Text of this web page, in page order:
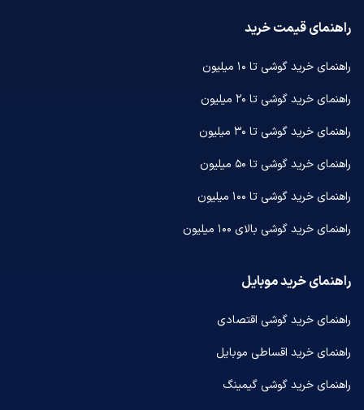
راهنمای قیمت خرید
راهنمای خرید گوشی تا ۱۰ میلیون
راهنمای خرید گوشی تا ۲۰ میلیون
راهنمای خرید گوشی تا ۳۰ میلیون
راهنمای خرید گوشی تا ۵۰ میلیون
راهنمای خرید گوشی تا ۱۰۰ میلیون
راهنمای خرید گوشی بالای ۱۰۰ میلیون
راهنمای خرید موبایل
راهنمای خرید گوشی اقتصادی
راهنمای خرید اقساطی موبایل
راهنمای خرید گوشی گیمینگ